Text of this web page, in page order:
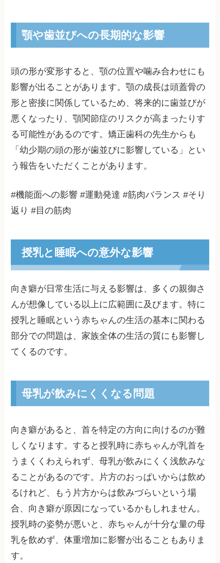
顎や歯並びへの長期的な影響
頭の形が変形すると、顎の位置や噛み合わせにも
影響が出ることがあります。顎の成長は頭蓋骨の
形と密接に関係しているため、将来的に歯並びが
悪くなったり、顎関節症のリスクが高まったりす
る可能性があるのです。矯正歯科の先生からも
「幼少期の頭の形が歯並びに影響している」とい
う報告をいただくことがあります。
#機能面への影響 #運動発達 #筋肉バランス #そり
返り #目の筋肉
授乳と睡眠への意外な影響
向き癖が日常生活に与える影響は、多くの親御さ
んが想像している以上に広範囲に及びます。特に
授乳と睡眠という赤ちゃんの生活の基本に関わる
部分での問題は、家族全体の生活の質にも影響し
てくるのです。
母乳が飲みにくくなる問題
向き癖があると、首を特定の方向に向けるのが難
しくなります。すると授乳時に赤ちゃんが乳首を
うまくくわえられず、母乳が飲みにくく浅飲みな
ることがあるのです。片方のおっぱいからは飲め
るけれど、もう片方からは飲みづらいという場
合、向き癖が原因になっているかもしれません。
授乳時の姿勢が悪いと、赤ちゃんが十分な量の母
乳を飲めず、体重増加に影響が出ることもありま
す。